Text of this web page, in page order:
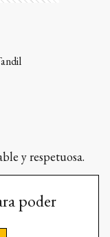
y respetuosa.
poder